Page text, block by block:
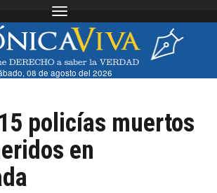
Toggle navigation
08 de agosto del 2026
policías muertos
en